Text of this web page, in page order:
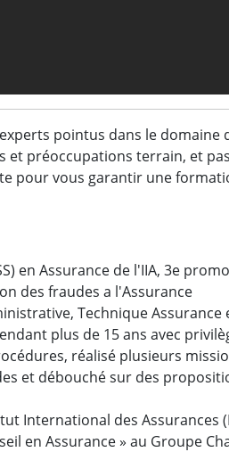
pointus dans le domaine
et préoccupations terrain, et
pour vous garantir une
en Assurance de l'IIA, 3e
des fraudes a l'Assurance
Technique Assurance
plus de 15 ans avec
réalisé plusieurs
et débouché sur des
International des Assurances
en Assurance » au Groupe